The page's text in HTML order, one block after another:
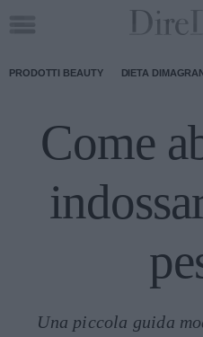
PRODOTTI BEAUTY DIETA
Come
Una piccola guida